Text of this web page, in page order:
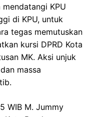
mendatangi KPU
di KPU, untuk
tegas memutuskan
kursi DPRD Kota
MK. Aksi unjuk
massa
WIB M. Jummy